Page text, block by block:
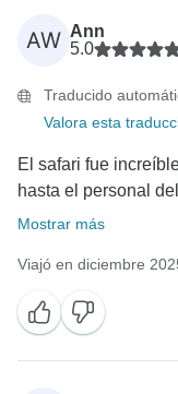
AW Ann
5.0
Traducido
Valora esta
El safari fue
hasta el personal
Mostrar más
Viajó en diciembre